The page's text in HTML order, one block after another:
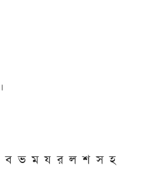
।
ব ভ ম য র ল শ স হ